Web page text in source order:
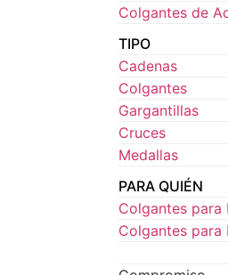
Colgantes de
TIPO
Cadenas
Colgantes
Gargantillas
Cruces
Medallas
PARA QUIÉN
Colgantes para
Colgantes para